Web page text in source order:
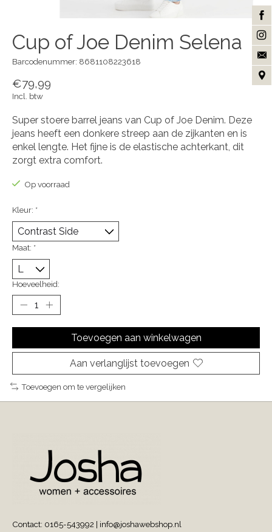
Cup of Joe Denim Selena
Barcodenummer: 8681108223618
€79,99
Incl. btw
Super stoere barrel jeans van Cup of Joe Denim. Deze
jeans heeft een donkere streep aan de zijkanten en is
enkel lengte. Het fijne is de elastische achterkant, dit
zorgt extra comfort.
Op voorraad
Kleur: *
Maat: *
Hoeveelheid:
Toevoegen aan winkelwagen
Aan verlanglijst toevoegen
Toevoegen om te vergelijken
Contact: 0165-543992 | info@joshawebshop.nl